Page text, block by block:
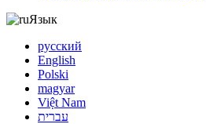
Язык
русский
English
Polski
magyar
Việt Nam
עברית